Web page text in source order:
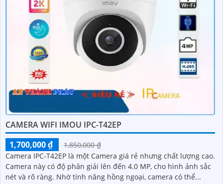
CAMERA WIFI IMOU IPC-T42EP
1,700,000 ₫
1,850,000 ₫
Camera IPC-T42EP là một Camera giá rẻ nhưng chất lượng cao.
Camera này có độ phân giải lên đến 4.0 MP, cho hình ảnh sắc
nét và rõ ràng. Nhờ tính năng hồng ngoại, camera có thể...